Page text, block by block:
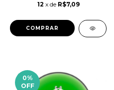
12 x de R$7,09
0%
OFF